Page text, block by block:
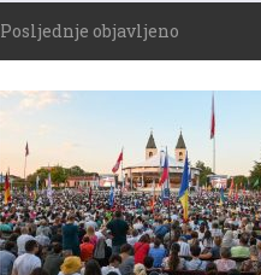
Posljednje objavljeno